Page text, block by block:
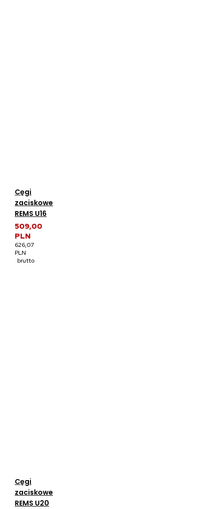
Cęgi
zaciskowe
REMS U16
509,00
PLN
626,07
PLN
Cęgi
zaciskowe
REMS U20